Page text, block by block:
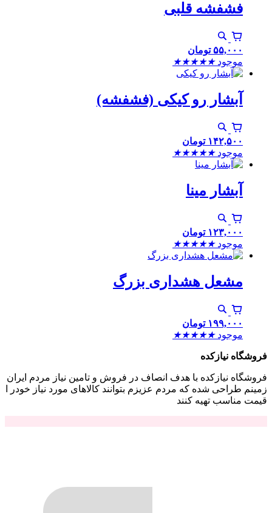
فشفشه قلبی
۵۵,۰۰۰ تومان
موجود ★
★
★
★
★
آبشار رو کیکی (فشفشه)
۱۴۲,۵۰۰ تومان
موجود ★
★
★
★
★
آبشار مینا
۱۲۳,۰۰۰ تومان
موجود ★
★
★
★
★
مشعل هشداری بزرگ
۱۹۹,۰۰۰ تومان
موجود ★
★
★
★
★
فروشگاه نیازکده
فروشگاه نیازکده با هدف انصاف در فروش و تامین نیاز مردم ایران
زمینم طراحی شده که مردم عزیزم بتوانند کالاهای مورد نیاز خودر ا
قیمت مناسب تهیه کنند